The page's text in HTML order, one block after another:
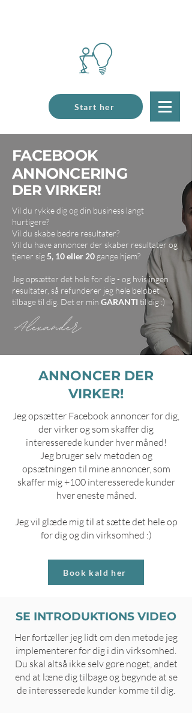
Start her
FACEBOOK
ANNONCERING
DER VIRKER!
Vil du rykke dig og din business langt
hurtigere?
Vil du skabe bedre resultater?
Vil du have annoncer der skaber resultater og
tjener sig 5, 10 eller 20 gange hjem?
Jeg opsætter det hele for dig - og hvis ingen
resultater, så refunderer jeg hele beløbet
tilbage til dig. Det er min GARANTI til dig :)
ANNONCER DER
VIRKER!
Jeg opsætter Facebook annoncer for dig,
der virker og som skaffer dig
interesserede kunder hver måned!
Jeg bruger selv metoden og
opsætningen til mine annoncer, som
skaffer mig +100 interesserede kunder
hver eneste måned.
Jeg vil glæde mig til at sætte det hele op
for dig og din virksomhed :)
Book kald her
SE INTRODUKTIONS VIDEO
Her fortæller jeg lidt om den metode jeg
implementerer for dig i din virksomhed.
Du skal altså ikke selv gøre noget, andet
end at læne dig tilbage og begynde at se
de interesserede kunder komme til dig.